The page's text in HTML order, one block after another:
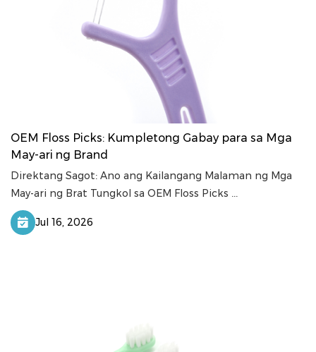
OEM Floss Picks: Kumpletong Gabay para sa Mga
May-ari ng Brand
Direktang Sagot: Ano ang Kailangang Malaman ng Mga
May-ari ng Brat Tungkol sa OEM Floss Picks ...
Jul 16, 2026